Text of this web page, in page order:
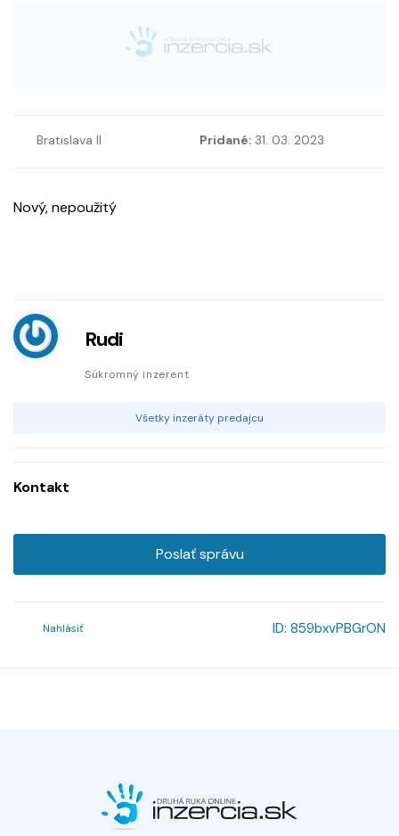
Bratislava II Pridané: 31. 03. 2023
Nový, nepoužitý
Rudi
Súkromný inzerent
Všetky inzeráty predajcu
Kontakt
Poslať správu
Nahlásiť ID: 859bxvPBGrON